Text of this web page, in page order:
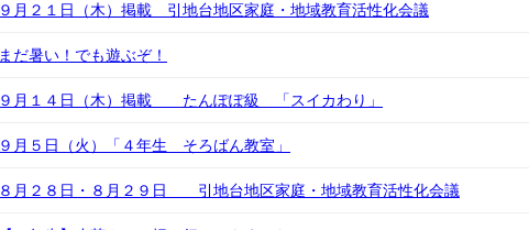
９月２１日（木）掲載 引地台地区家庭・地域教育活性化会議
まだ暑い！でも遊ぶぞ！
９月１４日（木）掲載 たんぽぽ級 「スイカわり」
９月５日（火）「４年生 そろばん教室」
８月２８日・８月２９日 引地台地区家庭・地域教育活性化会議